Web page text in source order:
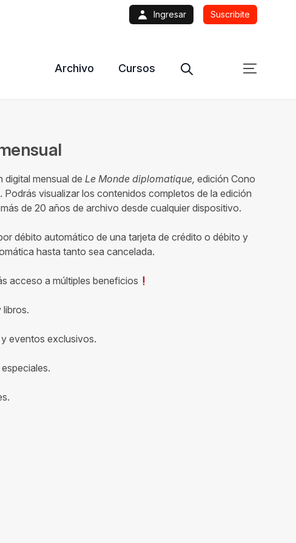
Ingresar Suscribite
Archivo Cursos
mensual de Le Monde diplomatique, edición Cono
Podrás visualizar los contenidos completos de la edición
de 20 años de archivo desde cualquier dispositivo.
débito automático de una tarjeta de crédito o débito y
hasta tanto sea cancelada.
acceso a múltiples beneficios
libros.
eventos exclusivos.